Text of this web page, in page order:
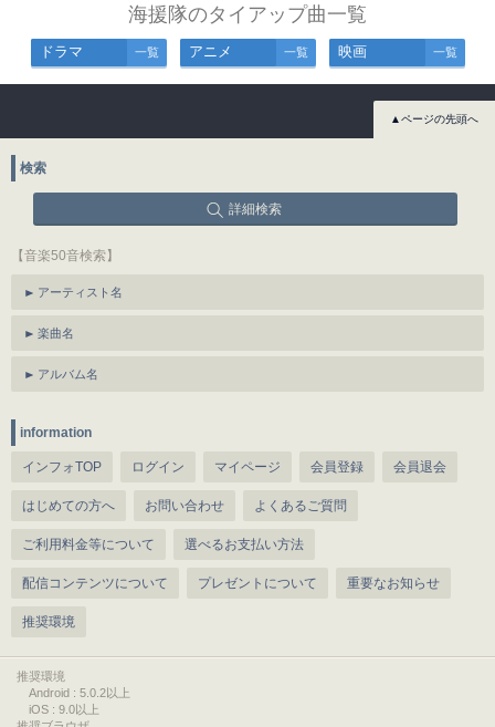
海援隊のタイアップ曲一覧
ドラマ 一覧 アニメ 一覧 映画 一覧
▲ページの先頭へ
検索
詳細検索
【音楽50音検索】
アーティスト名
楽曲名
アルバム名
information
インフォTOP ログイン マイページ 会員登録 会員退会
はじめての方へ お問い合わせ よくあるご質問
ご利用料金等について 選べるお支払い方法
配信コンテンツについて プレゼントについて 重要なお知らせ
推奨環境
推奨環境
Android : 5.0.2以上
iOS : 9.0以上